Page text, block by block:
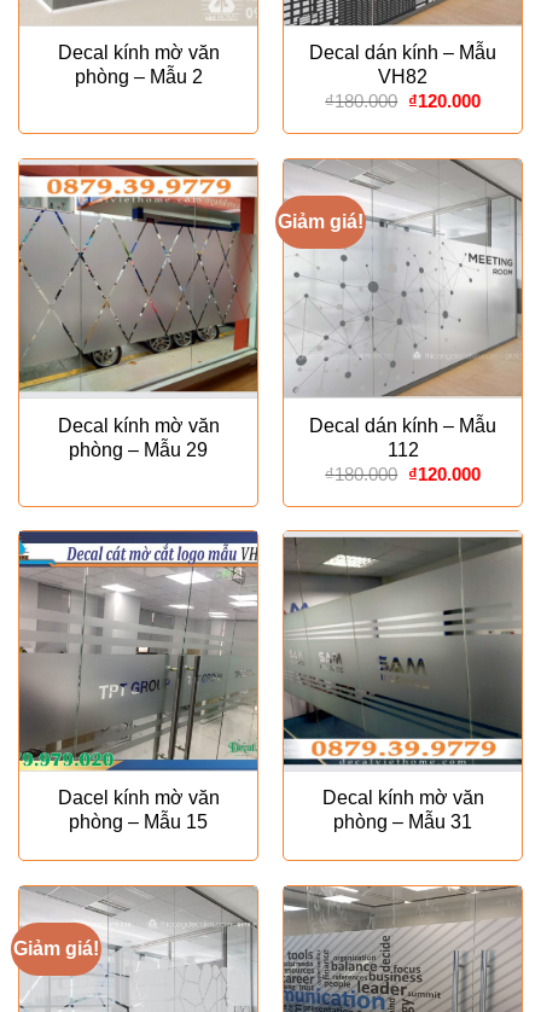
Decal kính mờ văn
phòng – Mẫu 2
Decal dán kính – Mẫu
VH82
₫180.000 Giá
là:
₫180.000.
₫120.000Giá
tại
là:
Decal kính mờ văn
phòng – Mẫu 29
Giảm giá!
Decal dán kính – Mẫu
112
₫180.000 Giá
là:
₫180.000.
₫120.000Giá
tại
là:
Dacel kính mờ văn
phòng – Mẫu 15
Decal kính mờ văn
phòng – Mẫu 31
Giảm giá!